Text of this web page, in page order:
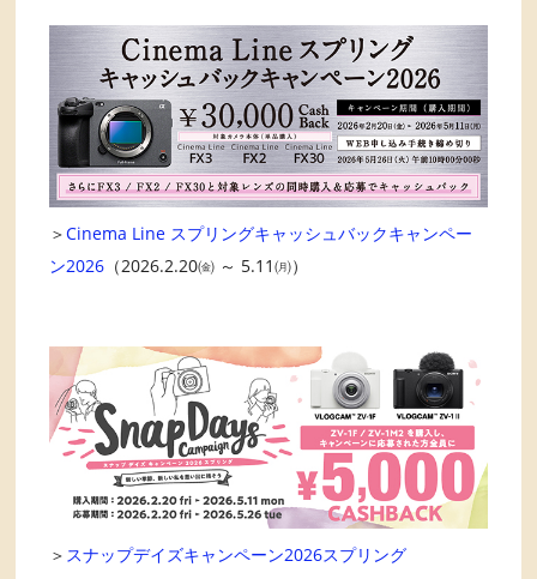
＞Cinema Line スプリングキャッシュバックキャンペー
ン2026 （2026.2.20㈮ ～ 5.11㈪）
＞ スナップデイズキャンペーン2026スプリング